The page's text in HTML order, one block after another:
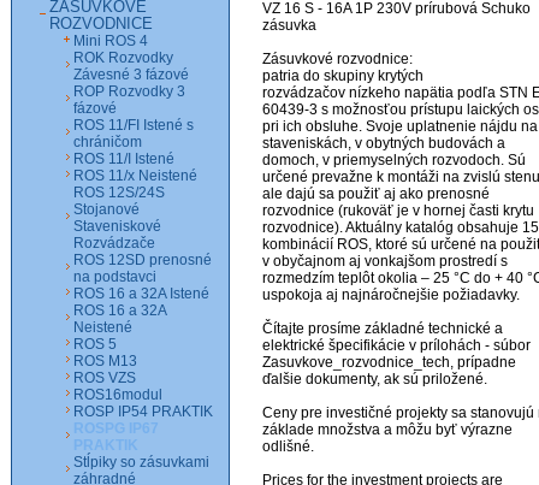
VZ 16 S - 16A 1P 230V prírubová Schuko
zásuvka
Zásuvkové rozvodnice:
patria do skupiny krytých
rozvádzačov nízkeho napätia podľa STN
60439-3 s možnosťou prístupu laických
pri ich obsluhe. Svoje uplatnenie nájdu na
staveniskách, v obytných budovách a
domoch, v priemyselných rozvodoch. Sú
určené prevažne k montáži na zvislú
ale dajú sa použiť aj ako prenosné
rozvodnice (rukoväť je v hornej časti krytu
rozvodnice). Aktuálny katalóg obsahuje
kombinácií ROS, ktoré sú určené na
v obyčajnom aj vonkajšom prostredí s
rozmedzím teplôt okolia – 25 °C do + 40
uspokoja aj najnáročnejšie požiadavky.
Čítajte prosíme základné technické a
elektrické špecifikácie v prílohách - súbor
Zasuvkove_rozvodnice_tech, prípadne
ďalšie dokumenty, ak sú priložené.
Ceny pre investičné projekty sa stanovujú
základe množstva a môžu byť výrazne
odlišné.
Prices for the investment projects are
ZÁSUVKOVÉ
ROZVODNICE
Mini ROS 4
ROK Rozvodky
Závesné 3 fázové
ROP Rozvodky 3
fázové
ROS 11/FI Istené s
chráničom
ROS 11/I Istené
ROS 11/x Neistené
ROS 12S/24S
Stojanové
Staveniskové
Rozvádzače
ROS 12SD prenosné
na podstavci
ROS 16 a 32A Istené
ROS 16 a 32A
Neistené
ROS 5
ROS M13
ROS VZS
ROS16modul
ROSP IP54 PRAKTIK
ROSPG IP67
PRAKTIK
Stĺpiky so zásuvkami
záhradné